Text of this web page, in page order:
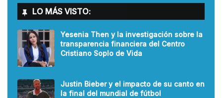
LO MÁS VISTO:
Yesenia Then y la investigación sobre la
transparencia financiera del Centro
Cristiano Soplo de Vida
Justin Bieber y el impacto de su canto en
la final del mundial de fútbol